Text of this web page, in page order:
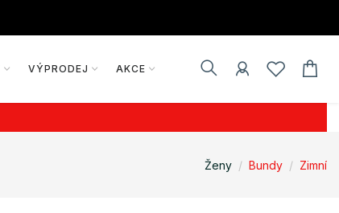
VÝPRODEJ AKCE
Ženy Bundy Zimní